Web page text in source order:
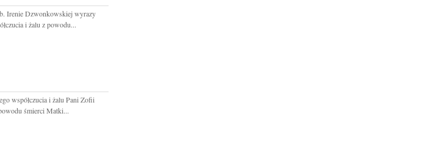
Irenie Dzwonkowskiej wyrazy
i żalu z powodu...
współczucia i żalu Pani Zofii
śmierci Matki...